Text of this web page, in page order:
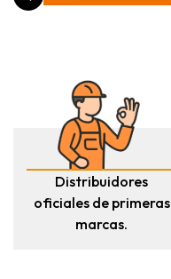
Distribuidores
oficiales de primeras
marcas.